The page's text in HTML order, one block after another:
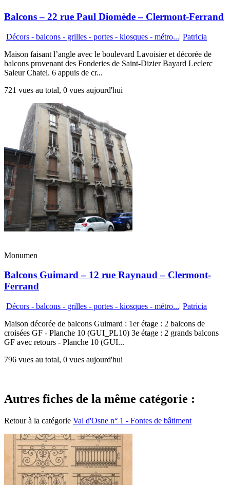
Balcons – 22 rue Paul Diomède – Clermont-Ferrand
Décors - balcons - grilles - portes - kiosques - métro...| Patricia
Maison faisant l’angle avec le boulevard Lavoisier et décorée de
balcons provenant des Fonderies de Saint-Dizier Bayard Leclerc
Saleur Chatel. 6 appuis de cr...
721 vues au total, 0 vues aujourd'hui
Monumen
Balcons Guimard – 12 rue Raynaud – Clermont-
Ferrand
Décors - balcons - grilles - portes - kiosques - métro...| Patricia
Maison décorée de balcons Guimard : 1er étage : 2 balcons de
croisées GF - Planche 10 (GUI_PL10) 3e étage : 2 grands balcons
GF avec retours - Planche 10 (GUI...
796 vues au total, 0 vues aujourd'hui
Autres fiches de la même catégorie :
Retour à la catégorie Val d'Osne n° 1 - Fontes de bâtiment